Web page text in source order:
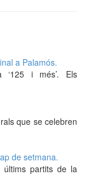
a Palamós.
‘125 i més’. Els
que se celebren
de setmana.
últims partits de la